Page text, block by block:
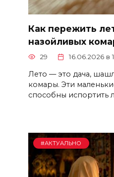
Как пережить
назойливых
29 16.06.2026 в
Лето — это дача,
комары. Эти
способны испортить
#АКТУАЛЬНО